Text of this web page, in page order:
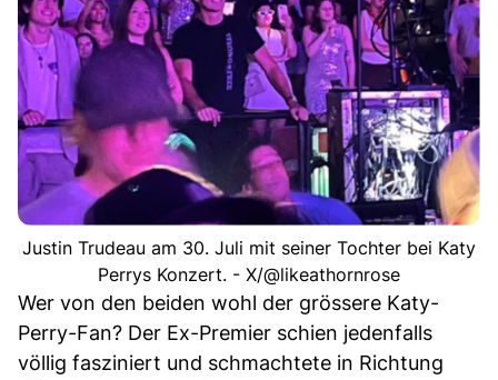
Justin Trudeau am 30. Juli mit seiner Tochter bei Katy
Perrys Konzert. - X/@likeathornrose
Wer von den beiden wohl der grössere Katy-
Perry-Fan? Der Ex-Premier schien jedenfalls
völlig fasziniert und schmachtete in Richtung